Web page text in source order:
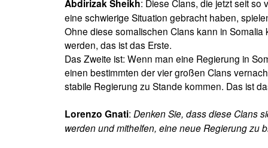
Abdirizak Sheikh: Diese Clans, die jetzt seit so
eine schwierige Situation gebracht haben,
Ohne diese somalischen Clans kann in Somalia
werden, das ist das Erste.
Das Zweite ist: Wenn man eine Regierung in
einen bestimmten der vier großen Clans
stabile Regierung zu Stande kommen. Das ist
Lorenzo Gnati: Denken Sie, dass diese Clans
werden und mithelfen, eine neue Regierung zu